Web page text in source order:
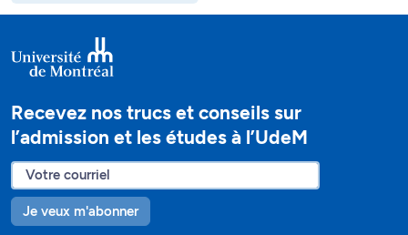
Recevez nos trucs et conseils sur
l’admission et les études à l’UdeM
Je veux m'abonner